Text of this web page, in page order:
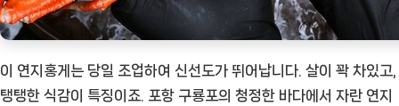
이 연지홍게는 당일 조업하여 신선도가 뛰어납니다. 살이 꽉 차있고,
탱탱한 식감이 특징이죠. 포항 구룡포의 청정한 바다에서 자란 연지